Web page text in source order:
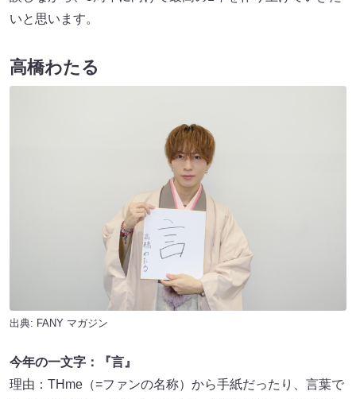
いと思います。
高橋わたる
出典: FANY マガジン
今年の一文字：『言』
理由：THme（=ファンの名称）から手紙だったり、言葉で